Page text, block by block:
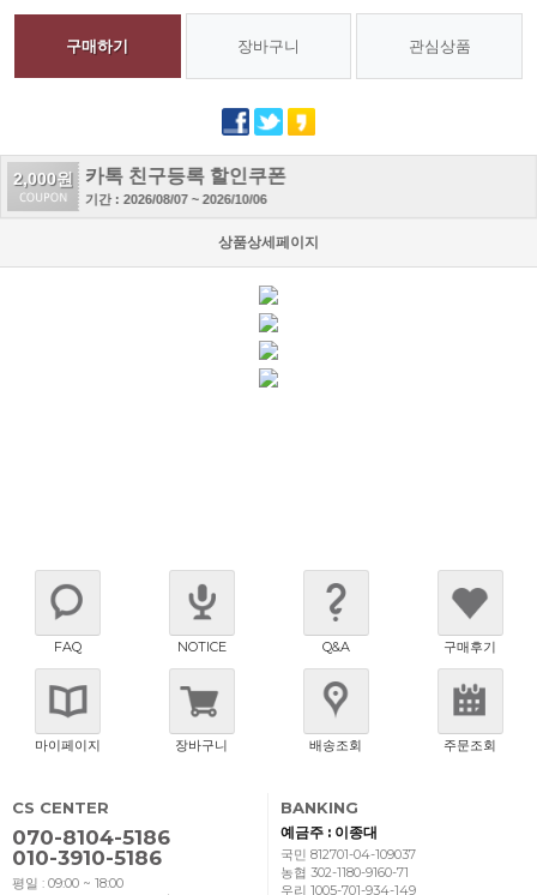
구매하기 장바구니 관심상품
2,000원 카톡 친구등록 할인쿠폰
기간 : 2026/08/07 ~ 2026/10/06
상품상세페이지
FAQ NOTICE Q&A 구매후기
마이페이지 장바구니 배송조회 주문조회
CS CENTER
070-8104-5186
010-3910-5186
평일 : 09:00 ~ 18:00
BANKING
예금주 : 이종대
국민 812701-04-109037
농협 302-1180-9160-71
우리 1005-701-934-149